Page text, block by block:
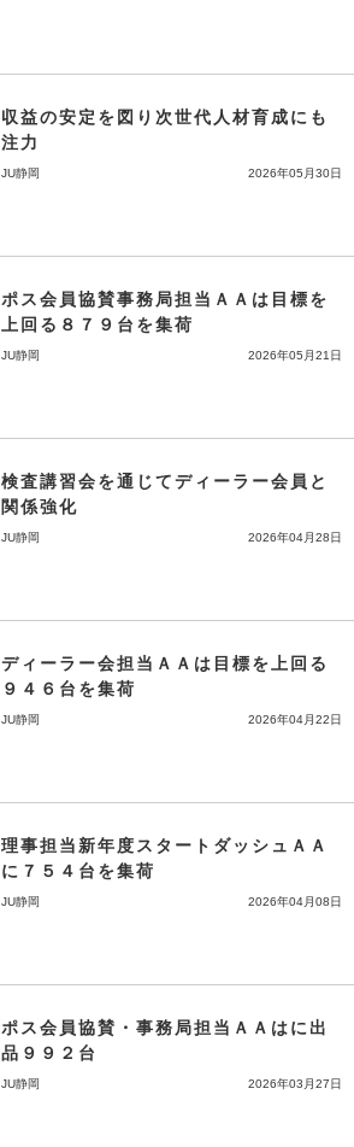
収益の安定を図り次世代人材育成にも
注力
JU静岡 2026年05月30日
ポス会員協賛事務局担当ＡＡは目標を
上回る８７９台を集荷
JU静岡 2026年05月21日
検査講習会を通じてディーラー会員と
関係強化
JU静岡 2026年04月28日
ディーラー会担当ＡＡは目標を上回る
９４６台を集荷
JU静岡 2026年04月22日
理事担当新年度スタートダッシュＡＡ
に７５４台を集荷
JU静岡 2026年04月08日
ポス会員協賛・事務局担当ＡＡはに出
品９９２台
JU静岡 2026年03月27日